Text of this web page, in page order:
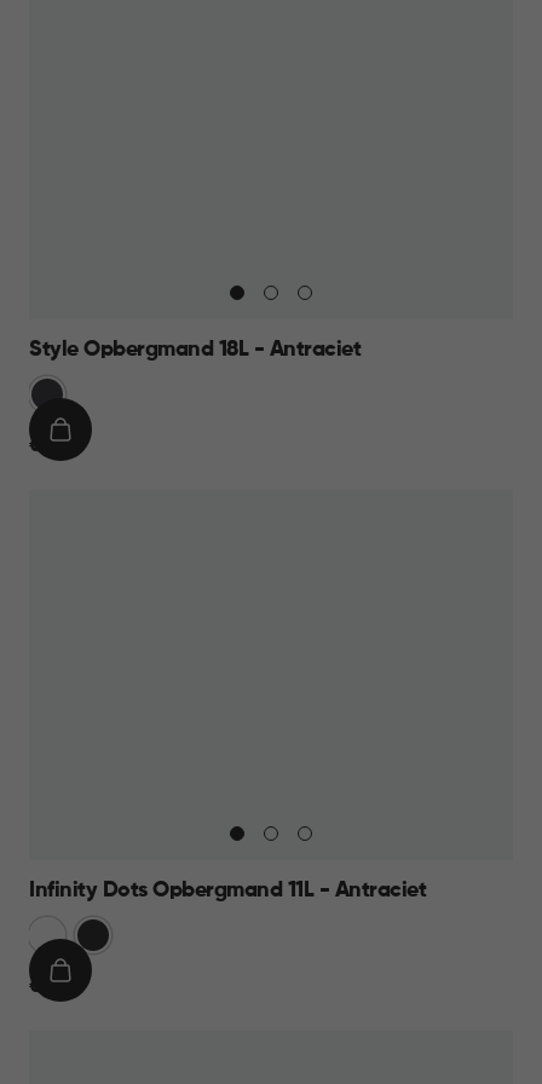
Style Opbergmand 18L - Antraciet
Grijs
€
€ 11,95
IN
Infinity Dots Opbergmand 11L - Antraciet
Donkergrijs
€
€ 8,95
IN